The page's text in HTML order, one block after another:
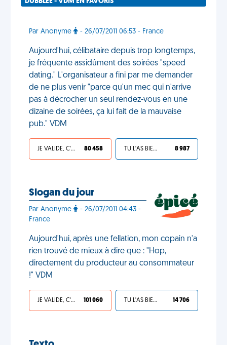
Par Anonyme - 26/07/2011 06:53 - France
Aujourd'hui, célibataire depuis trop longtemps,
je fréquente assidûment des soirées "speed
dating." L'organisateur a fini par me demander
de ne plus venir "parce qu'un mec qui n'arrive
pas à décrocher un seul rendez-vous en une
dizaine de soirées, ça lui fait de la mauvaise
pub." VDM
JE VALIDE, C'EST UNE VDM 80 458 TU L'AS BIEN MÉRITÉ 8 987
Slogan du jour
Par Anonyme
- 26/07/2011 04:43 -
France
Aujourd'hui, après une fellation, mon copain n'a
rien trouvé de mieux à dire que : "Hop,
directement du producteur au consommateur
!" VDM
JE VALIDE, C'EST UNE VDM 101 060 TU L'AS BIEN MÉRITÉ 14 706